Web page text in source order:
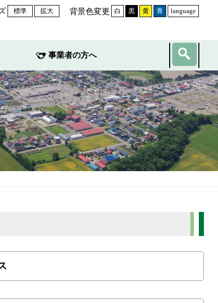
標準 拡大 背景色変更 白 黒 黄 青 language
事業者の方へ